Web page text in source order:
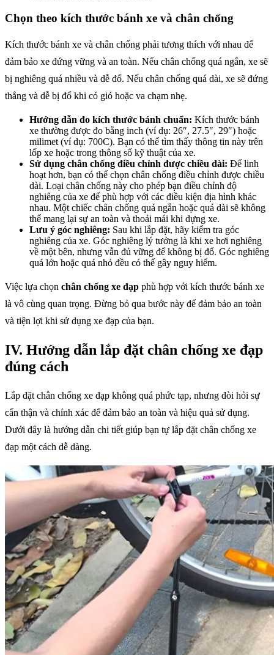
Chọn theo kích thước bánh xe và chân chống
Kích thước bánh xe và chân chống phải tương thích với nhau để
đảm bảo xe đứng vững và an toàn. Nếu chân chống quá ngắn, xe sẽ
bị nghiêng quá nhiều và dễ đổ. Nếu chân chống quá dài, xe sẽ đứng
thẳng và dễ bị đổ khi có gió hoặc va chạm nhẹ.
Hướng dẫn đo kích thước bánh chuẩn: Kích thước bánh
xe thường được đo bằng inch (ví dụ: 26″, 27.5″, 29″) hoặc
milimet (ví dụ: 700C). Bạn có thể tìm thấy thông tin này trên
lốp xe hoặc trong thông số kỹ thuật của xe.
Sử dụng chân chống điều chỉnh được chiều dài: Để linh
hoạt hơn, bạn có thể chọn chân chống điều chỉnh được chiều
dài. Loại chân chống này cho phép bạn điều chỉnh độ
nghiêng của xe để phù hợp với các điều kiện địa hình khác
nhau. Một chiếc chân chống quá ngắn hoặc quá dài sẽ không
thể mang lại sự an toàn và thoải mái khi dựng xe.
Lưu ý góc nghiêng: Sau khi lắp đặt, hãy kiểm tra góc
nghiêng của xe. Góc nghiêng lý tưởng là khi xe hơi nghiêng
về một bên, nhưng vẫn đủ vững để không bị đổ. Góc nghiêng
quá lớn hoặc quá nhỏ đều có thể gây nguy hiểm.
Việc lựa chọn chân chống xe đạp phù hợp với kích thước bánh xe
là vô cùng quan trọng. Đừng bỏ qua bước này để đảm bảo an toàn
và tiện lợi khi sử dụng xe đạp của bạn.
IV. Hướng dẫn lắp đặt chân chống xe đạp
đúng cách
Lắp đặt chân chống xe đạp không quá phức tạp, nhưng đòi hỏi sự
cẩn thận và chính xác để đảm bảo an toàn và hiệu quả sử dụng.
Dưới đây là hướng dẫn chi tiết giúp bạn tự lắp đặt chân chống xe
đạp một cách dễ dàng.